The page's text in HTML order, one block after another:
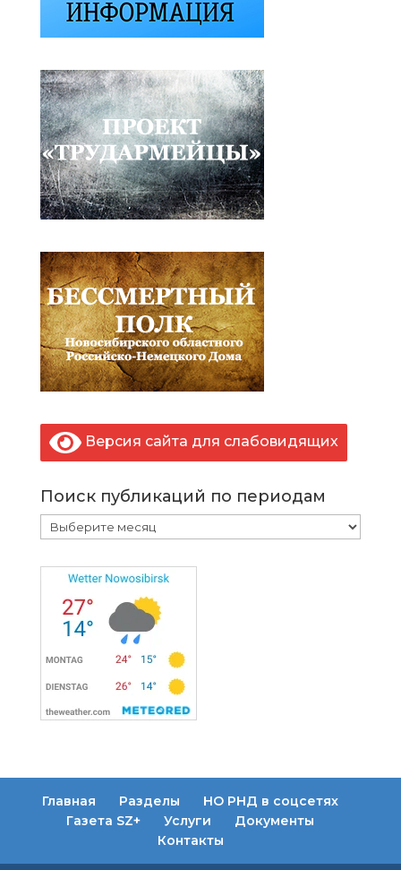
Версия сайта для слабовидящих
Поиск публикаций по периодам
Поиск
публикаций
периодам
Главная Разделы
НО РНД в соцсетях
Газета SZ+
Услуги
Документы
Контакты